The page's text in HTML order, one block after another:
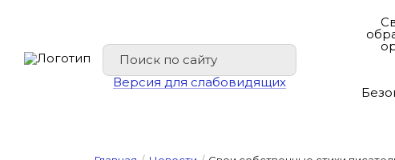
Версия для слабовидящих